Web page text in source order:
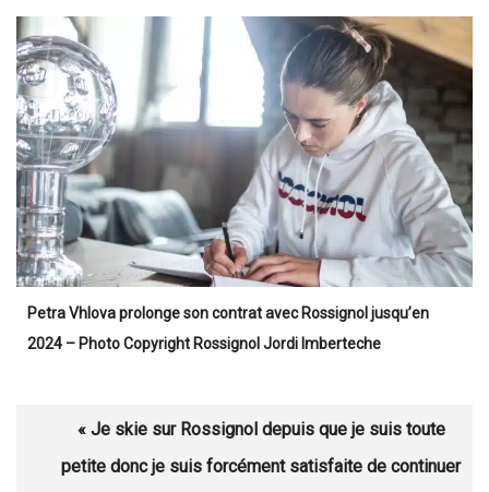
Petra Vhlova prolonge son contrat avec Rossignol jusqu’en
2024 – Photo Copyright Rossignol Jordi Imberteche
« Je skie sur Rossignol depuis que je suis toute
petite donc je suis forcément satisfaite de continuer